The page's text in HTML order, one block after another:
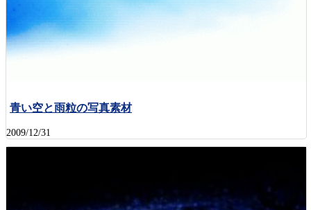
青い空と雨粒の写真素材
2009/12/31